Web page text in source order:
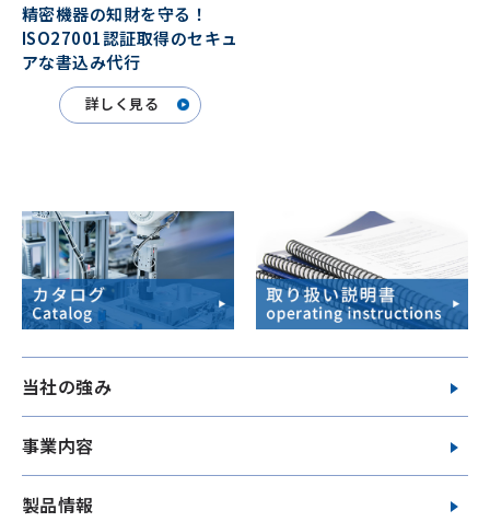
精密機器の知財を守る！
ISO27001認証取得のセキュ
アな書込み代行
詳しく見る
当社の強み
事業内容
製品情報